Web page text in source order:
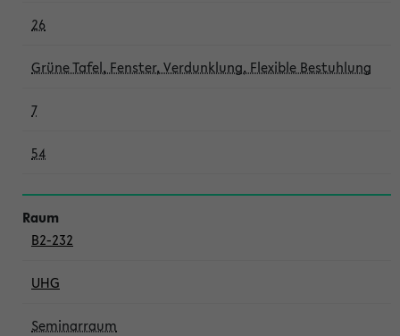
26
Grüne Tafel, Fenster, Verdunklung, Flexible Bestuhlung
7
54
B2-232
UHG
Seminarraum